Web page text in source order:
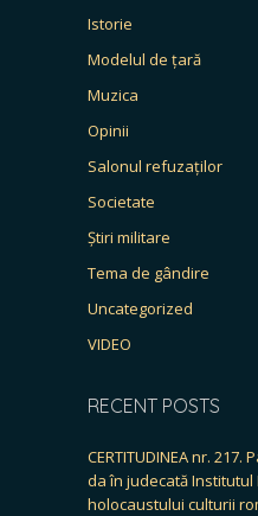
Istorie
Modelul de țară
Muzica
Opinii
Salonul refuzaților
Societate
Știri militare
Tema de gândire
Uncategorized
VIDEO
RECENT POSTS
CERTITUDINEA nr. 217.
da în judecată Institutul
holocaustului culturii